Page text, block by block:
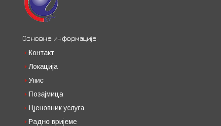
Основне информације
Контакт
Локација
Упис
Позајмица
Цјеновник услуга
Радно вријеме